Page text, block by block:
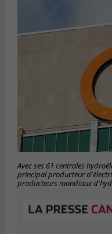
Avec ses 61 centrales
principal producteur
producteurs mondiaux